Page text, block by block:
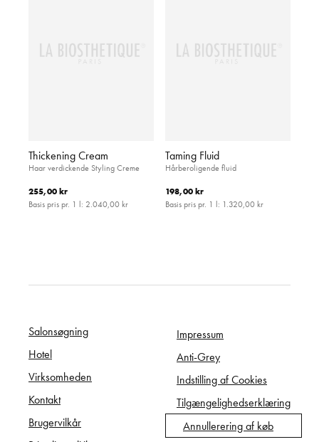
Thickening Cream
Haar verdickende Styling Creme
255,00 kr
Basis pris pr. 1 l: 2.040,00 kr
Taming Fluid
Hårberoligende fluid
198,00 kr
Basis pris pr. 1 l: 1.320,00 kr
Salonsøgning
Hotel
Virksomheden
Kontakt
Brugervilkår
Impressum
Anti-Grey
Indstilling af Cookies
Tilgængelighedserklæring
Annullerering af køb